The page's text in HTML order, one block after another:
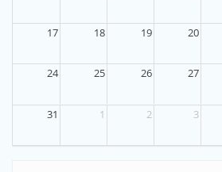
17 18 19 20
24 25 26 27
31 1 2 3